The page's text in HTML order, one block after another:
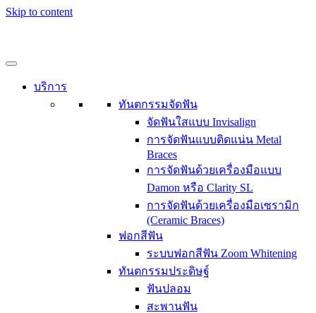
Skip to content
บริการ
ทันตกรรมจัดฟัน
จัดฟันใสแบบ Invisalign
การจัดฟันแบบติดแน่น Metal
Braces
การจัดฟันด้วยเครื่องมือแบบ
Damon หรือ Clarity SL
การจัดฟันด้วยเครื่องมือเซรามิก
(Ceramic Braces)
ฟอกสีฟัน
ระบบฟอกสีฟัน Zoom Whitening
ทันตกรรมประดิษฐ์
ฟันปลอม
สะพานฟัน